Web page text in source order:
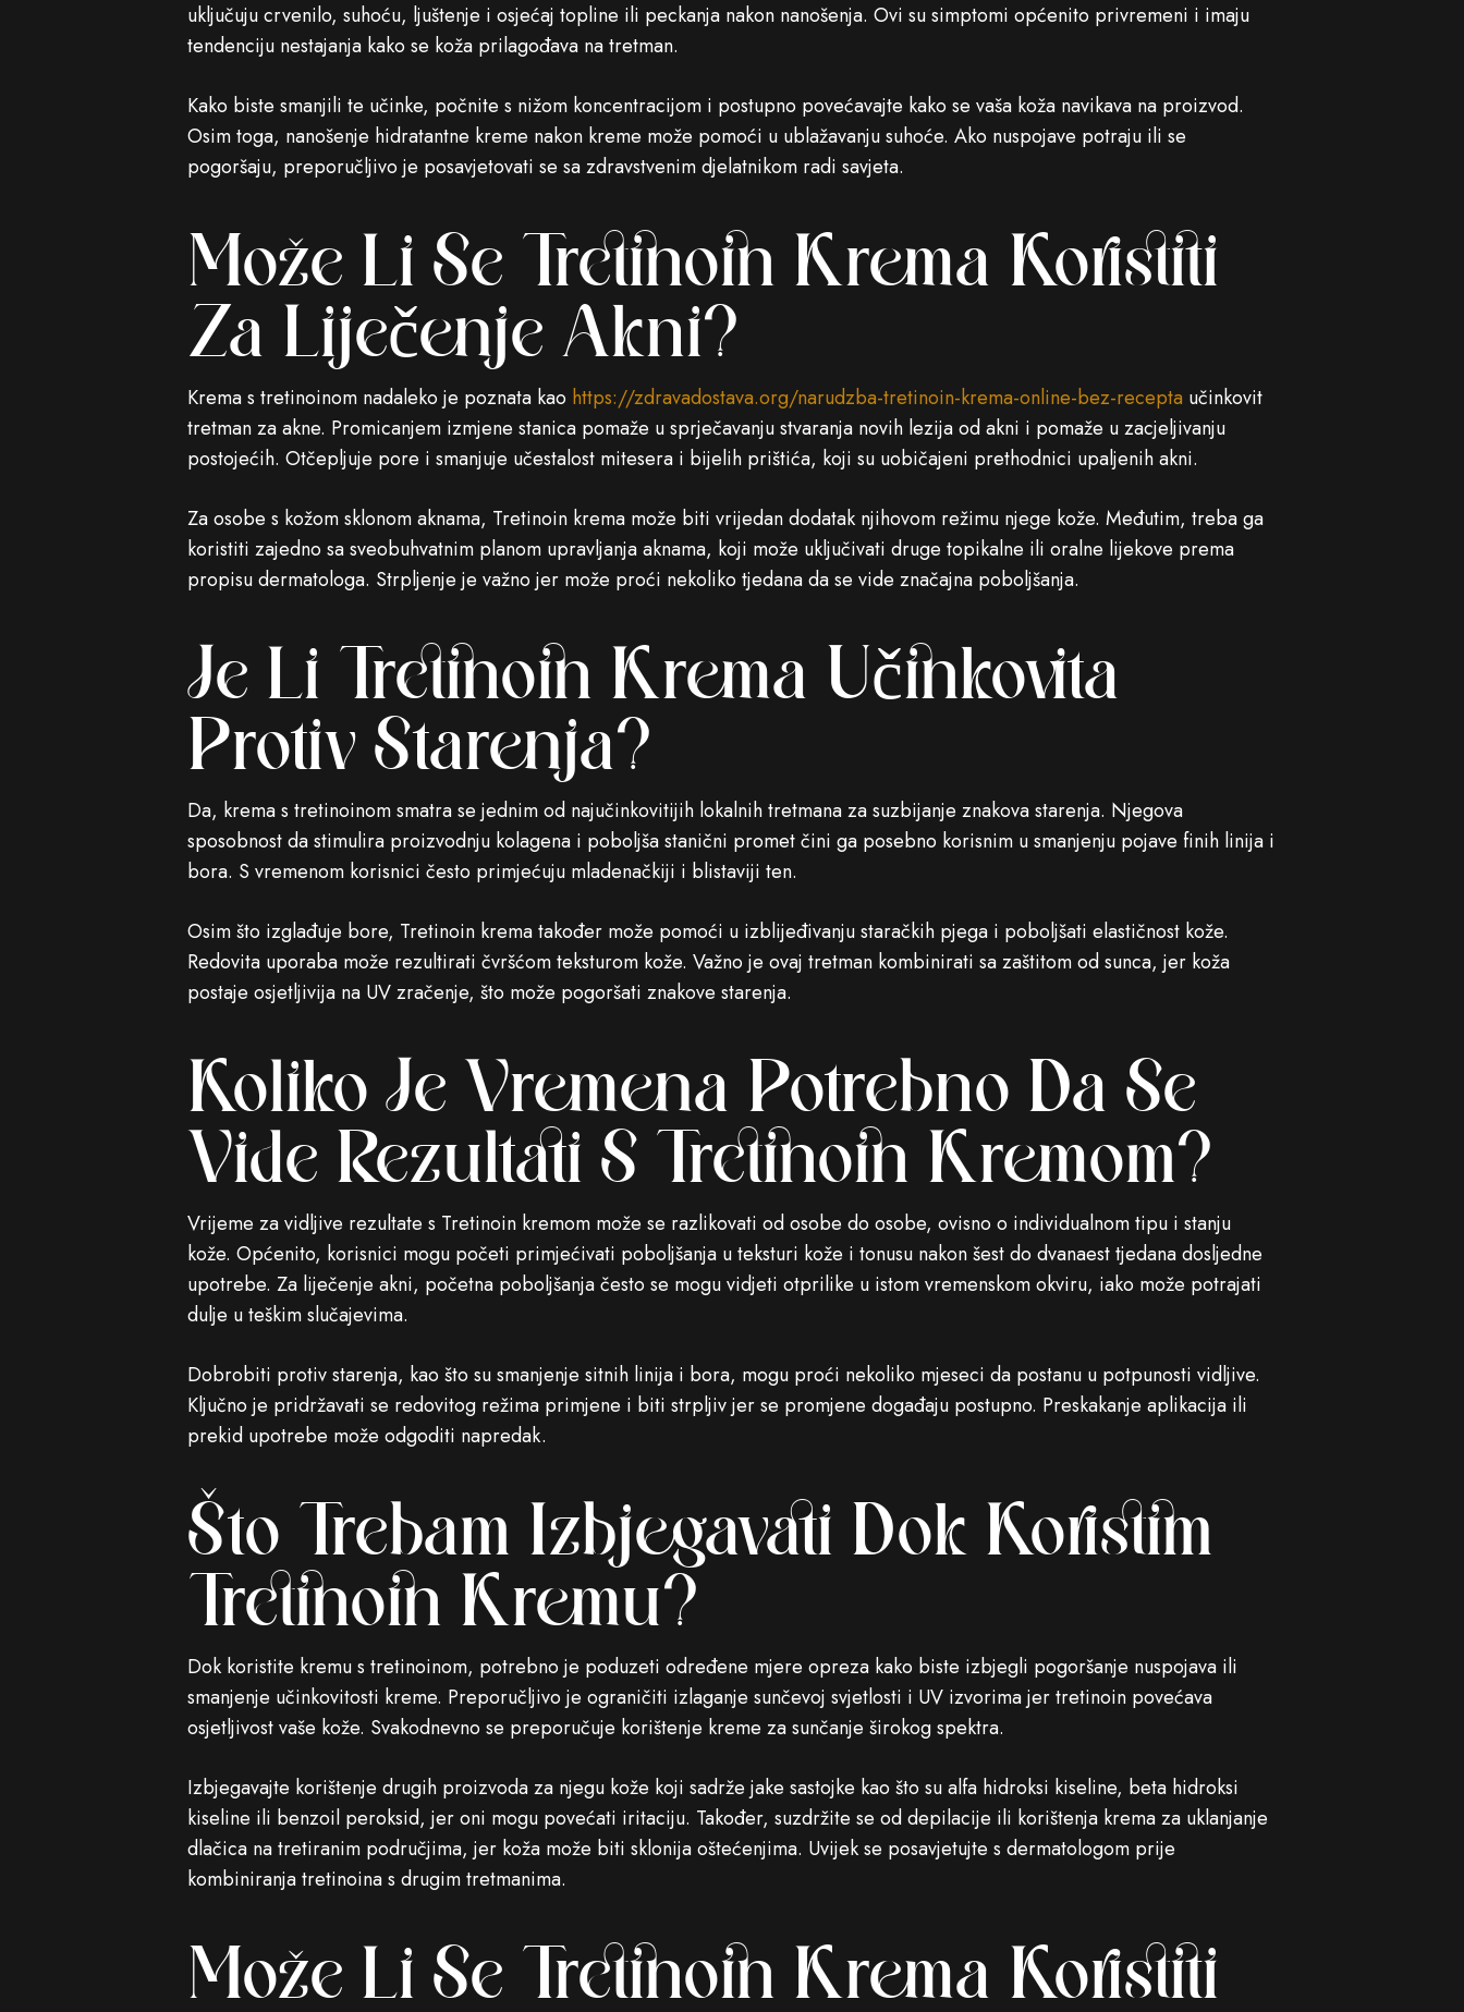
uključuju crvenilo, suhoću, ljuštenje i osjećaj topline ili peckanja nakon nanošenja. Ovi su simptomi općenito privremeni i imaju
tendenciju nestajanja kako se koža prilagođava na tretman.
Kako biste smanjili te učinke, počnite s nižom koncentracijom i postupno povećavajte kako se vaša koža navikava na proizvod.
Osim toga, nanošenje hidratantne kreme nakon kreme može pomoći u ublažavanju suhoće. Ako nuspojave potraju ili se
pogoršaju, preporučljivo je posavjetovati se sa zdravstvenim djelatnikom radi savjeta.
Može Li Se Tretinoin Krema Koristiti
Za Liječenje Akni?
Krema s tretinoinom nadaleko je poznata kao https://zdravadostava.org/narudzba-tretinoin-krema-online-bez-recepta učinkovit
tretman za akne. Promicanjem izmjene stanica pomaže u sprječavanju stvaranja novih lezija od akni i pomaže u zacjeljivanju
postojećih. Otčepljuje pore i smanjuje učestalost mitesera i bijelih prištića, koji su uobičajeni prethodnici upaljenih akni.
Za osobe s kožom sklonom aknama, Tretinoin krema može biti vrijedan dodatak njihovom režimu njege kože. Međutim, treba ga
koristiti zajedno sa sveobuhvatnim planom upravljanja aknama, koji može uključivati ​​druge topikalne ili oralne lijekove prema
propisu dermatologa. Strpljenje je važno jer može proći nekoliko tjedana da se vide značajna poboljšanja.
Je Li Tretinoin Krema Učinkovita
Protiv Starenja?
Da, krema s tretinoinom smatra se jednim od najučinkovitijih lokalnih tretmana za suzbijanje znakova starenja. Njegova
sposobnost da stimulira proizvodnju kolagena i poboljša stanični promet čini ga posebno korisnim u smanjenju pojave finih linija i
bora. S vremenom korisnici često primjećuju mladenačkiji i blistaviji ten.
Osim što izglađuje bore, Tretinoin krema također može pomoći u izblijeđivanju staračkih pjega i poboljšati elastičnost kože.
Redovita uporaba može rezultirati čvršćom teksturom kože. Važno je ovaj tretman kombinirati sa zaštitom od sunca, jer koža
postaje osjetljivija na UV zračenje, što može pogoršati znakove starenja.
Koliko Je Vremena Potrebno Da Se
Vide Rezultati S Tretinoin Kremom?
Vrijeme za vidljive rezultate s Tretinoin kremom može se razlikovati od osobe do osobe, ovisno o individualnom tipu i stanju
kože. Općenito, korisnici mogu početi primjećivati ​​poboljšanja u teksturi kože i tonusu nakon šest do dvanaest tjedana dosljedne
upotrebe. Za liječenje akni, početna poboljšanja često se mogu vidjeti otprilike u istom vremenskom okviru, iako može potrajati
dulje u teškim slučajevima.
Dobrobiti protiv starenja, kao što su smanjenje sitnih linija i bora, mogu proći nekoliko mjeseci da postanu u potpunosti vidljive.
Ključno je pridržavati se redovitog režima primjene i biti strpljiv jer se promjene događaju postupno. Preskakanje aplikacija ili
prekid upotrebe može odgoditi napredak.
Što Trebam Izbjegavati Dok Koristim
Tretinoin Kremu?
Dok koristite kremu s tretinoinom, potrebno je poduzeti određene mjere opreza kako biste izbjegli pogoršanje nuspojava ili
smanjenje učinkovitosti kreme. Preporučljivo je ograničiti izlaganje sunčevoj svjetlosti i UV izvorima jer tretinoin povećava
osjetljivost vaše kože. Svakodnevno se preporučuje korištenje kreme za sunčanje širokog spektra.
Izbjegavajte korištenje drugih proizvoda za njegu kože koji sadrže jake sastojke kao što su alfa hidroksi kiseline, beta hidroksi
kiseline ili benzoil peroksid, jer oni mogu povećati iritaciju. Također, suzdržite se od depilacije ili korištenja krema za uklanjanje
dlačica na tretiranim područjima, jer koža može biti sklonija oštećenjima. Uvijek se posavjetujte s dermatologom prije
kombiniranja tretinoina s drugim tretmanima.
Može Li Se Tretinoin Krema Koristiti